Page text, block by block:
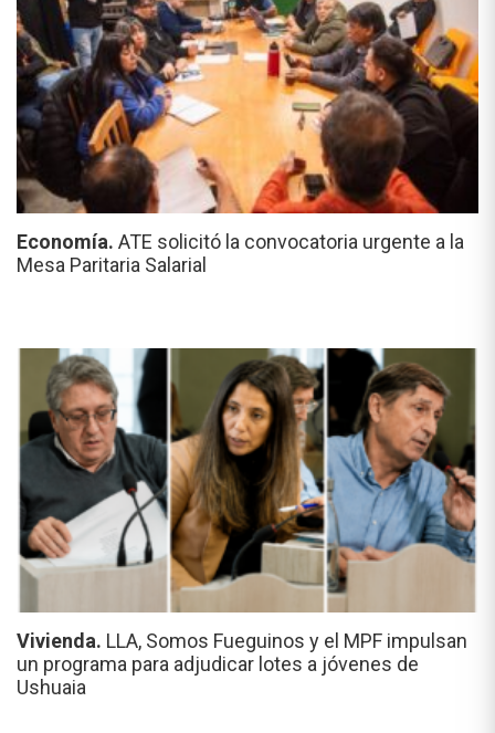
Economía. ATE solicitó la convocatoria urgente a la
Mesa Paritaria Salarial
Vivienda. LLA, Somos Fueguinos y el MPF impulsan
un programa para adjudicar lotes a jóvenes de
Ushuaia